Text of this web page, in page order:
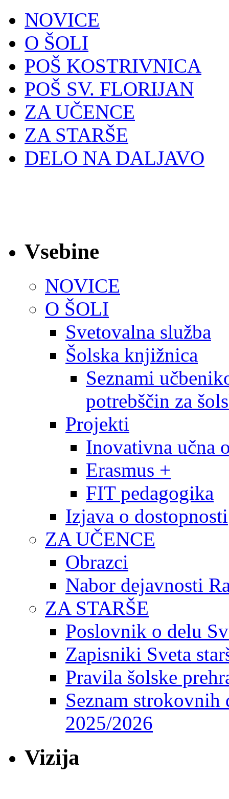
NOVICE
O ŠOLI
POŠ KOSTRIVNICA
POŠ SV. FLORIJAN
ZA UČENCE
ZA STARŠE
DELO NA DALJAVO
Vsebine
NOVICE
O ŠOLI
Svetovalna služba
Šolska knjižnica
Seznami
potrebščin za
Projekti
Inovativna učna
Erasmus +
FIT pedagogika
Izjava o dostopnosti
ZA UČENCE
Obrazci
Nabor dejavnosti
ZA STARŠE
Poslovnik o delu
Zapisniki Sveta
Pravila šolske
Seznam
2025/2026
Vizija